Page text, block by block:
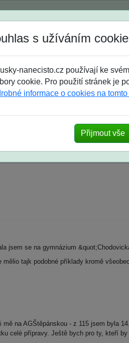
Jak si
9. třída střední maturanti
Vaše ohlasy po
s užíváním
nanecisto.cz používají ke
cookie. Pro použití stránek je
informace o cookies na
Přijmout vše
jsem se na gymnázium
tajk podobné příklady kromě
na AGŠtěpánskou - z 115 jsem byla
celé přípravy. Ještě bych pro ty, kteří